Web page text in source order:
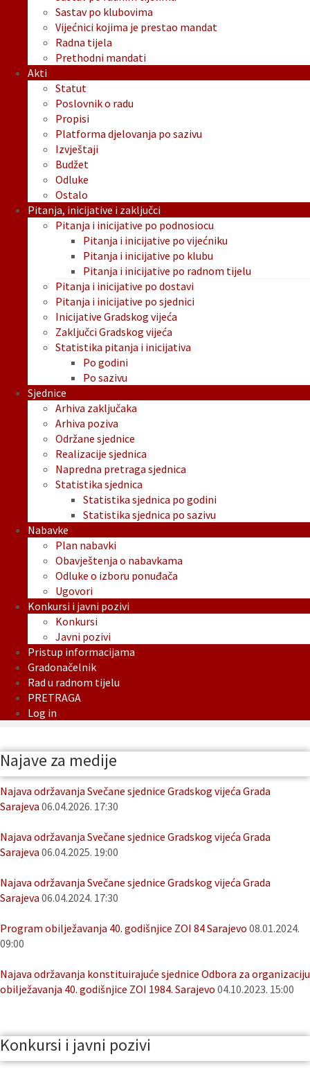
Sastav po klubovima
Vijećnici kojima je prestao mandat
Radna tijela
Prethodni mandati
Akti
Statut
Poslovnik o radu
Propisi
Platforma djelovanja po sazivu
Izvještaji
Budžet
Odluke
Ostalo
Pitanja, inicijative i zaključci
Pitanja i inicijative po podnosiocu
Pitanja i inicijative po vijećniku
Pitanja i inicijative po klubu
Pitanja i inicijative po radnom tijelu
Pitanja i inicijative po dostavi
Pitanja i inicijative po sjednici
Inicijative Gradskog vijeća
Zaključci Gradskog vijeća
Statistika pitanja i inicijativa
Po godini
Po sazivu
Sjednice
Arhiva zaključaka
Arhiva poziva
Održane sjednice
Realizacije sjednica
Napredna pretraga sjednica
Statistika sjednica
Statistika sjednica po godini
Statistika sjednica po sazivu
Nabavke
Plan nabavki
Obavještenja o nabavkama
Odluke o izboru ponuđača
Ugovori
Konkursi i javni pozivi
Konkursi
Javni pozivi
Pristup informacijama
Gradonačelnik
Rad u radnom tijelu
PRETRAGA
Log in
Najave za medije
Najava održavanja Svečane sjednice Gradskog vijeća Grada
Sarajeva 06.04.2026. 17:30
Najava održavanja Svečane sjednice Gradskog vijeća Grada
Sarajeva 06.04.2025. 19:00
Najava održavanja Svečane sjednice Gradskog vijeća Grada
Sarajeva 06.04.2024. 17:30
Program obilježavanja 40. godišnjice ZOI 84 Sarajevo 08.01.2024.
09:00
Najava održavanja konstituirajuće sjednice Odbora za organizaciju
obilježavanja 40. godišnjice ZOI 1984. Sarajevo 04.10.2023. 15:00
Konkursi i javni pozivi